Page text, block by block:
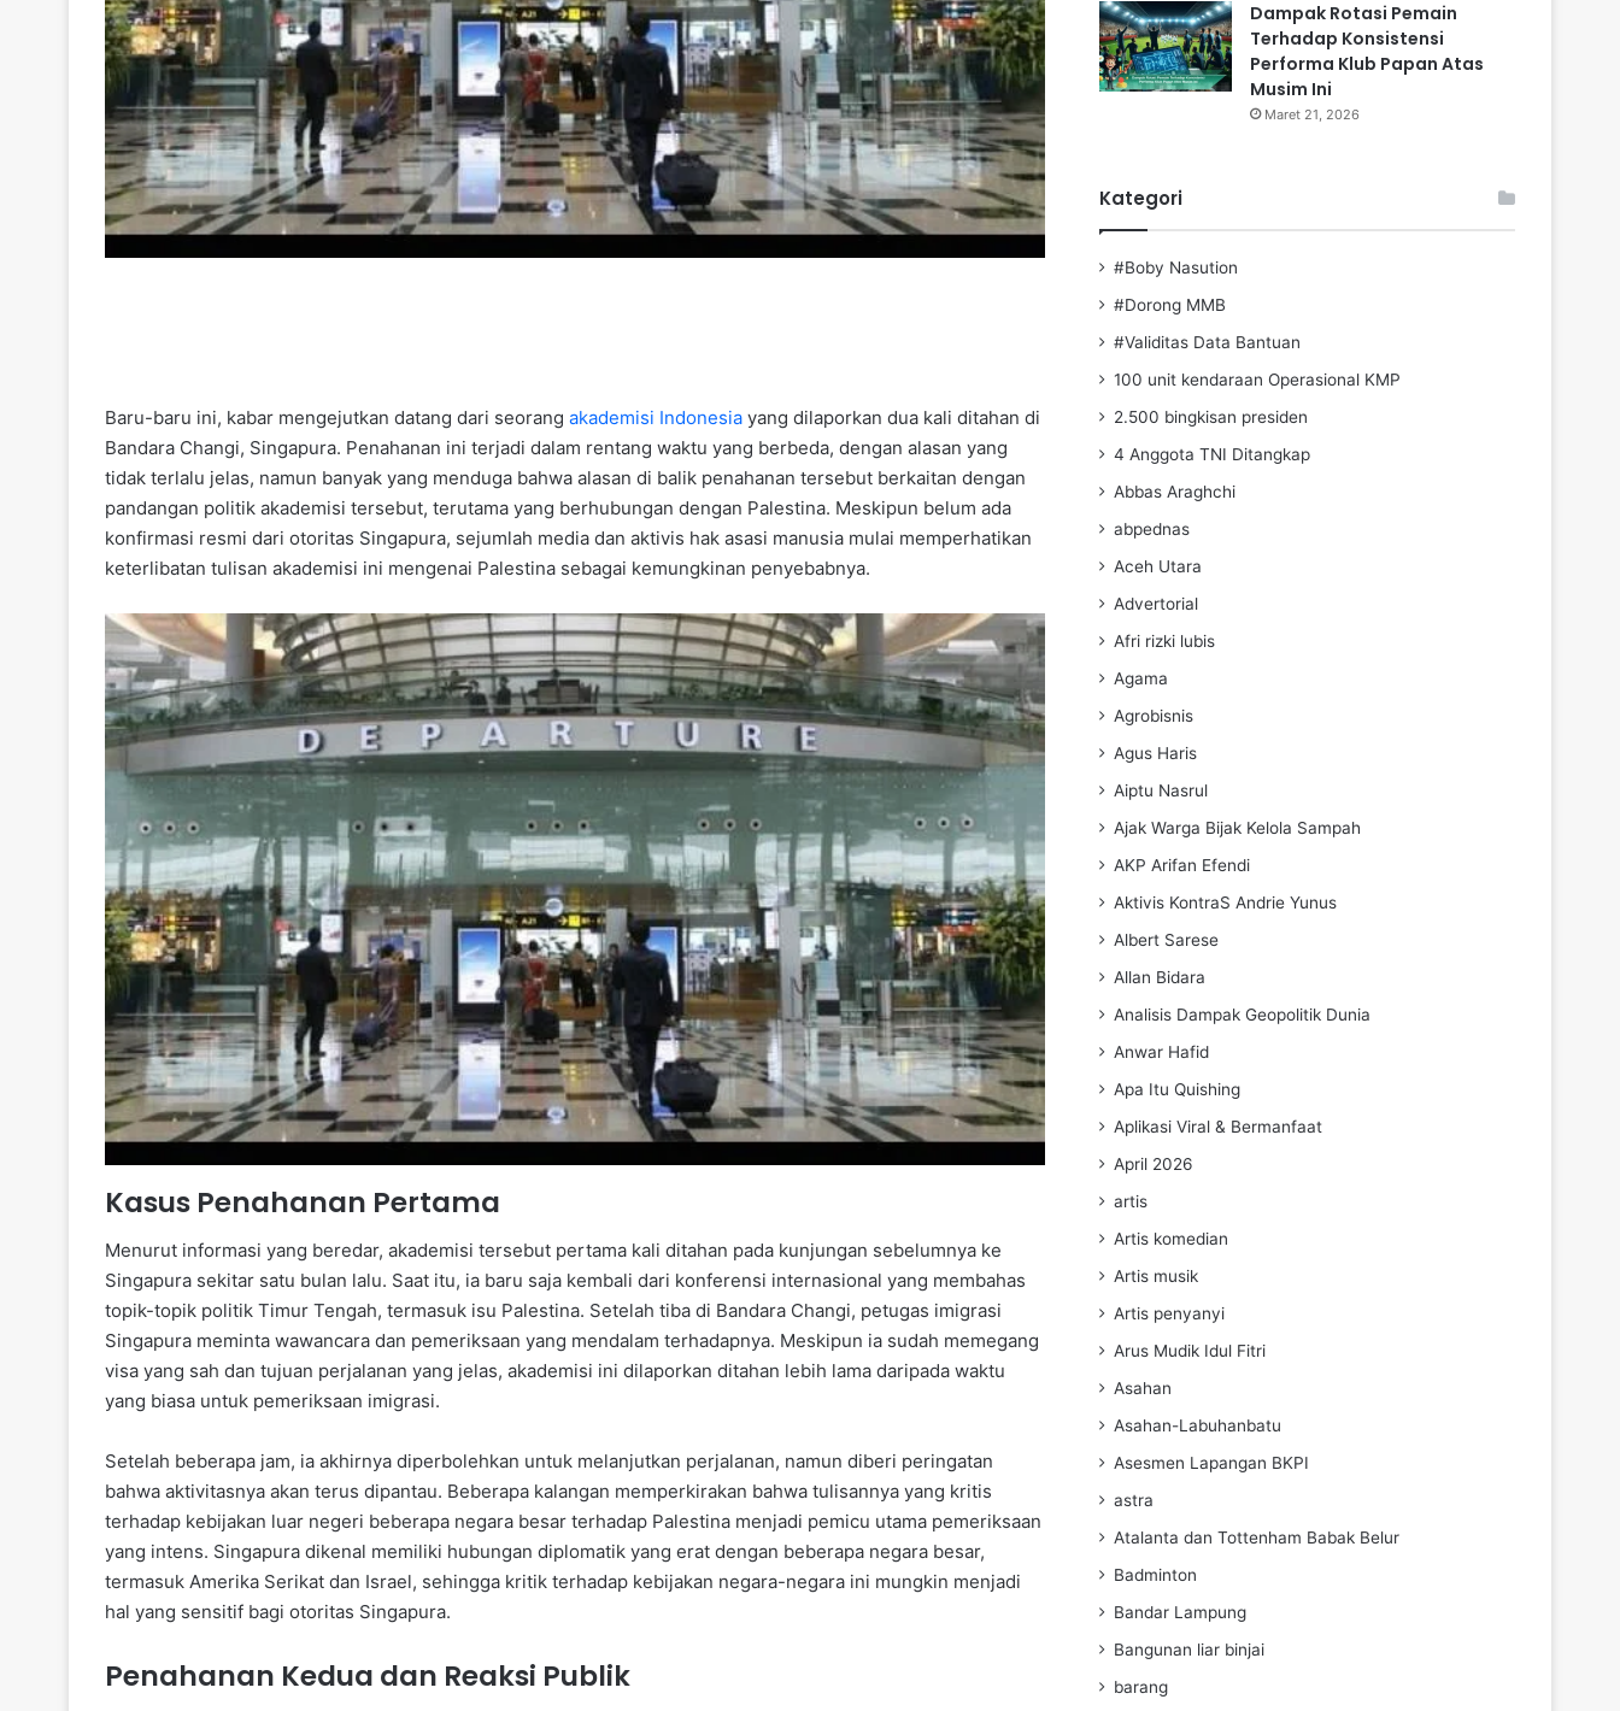
Baru-baru ini, kabar mengejutkan datang dari seorang akademisi Indonesia yang dilaporkan dua kali ditahan di
Bandara Changi, Singapura. Penahanan ini terjadi dalam rentang waktu yang berbeda, dengan alasan yang
tidak terlalu jelas, namun banyak yang menduga bahwa alasan di balik penahanan tersebut berkaitan dengan
pandangan politik akademisi tersebut, terutama yang berhubungan dengan Palestina. Meskipun belum ada
konfirmasi resmi dari otoritas Singapura, sejumlah media dan aktivis hak asasi manusia mulai memperhatikan
keterlibatan tulisan akademisi ini mengenai Palestina sebagai kemungkinan penyebabnya.
Kasus Penahanan Pertama
Menurut informasi yang beredar, akademisi tersebut pertama kali ditahan pada kunjungan sebelumnya ke
Singapura sekitar satu bulan lalu. Saat itu, ia baru saja kembali dari konferensi internasional yang membahas
topik-topik politik Timur Tengah, termasuk isu Palestina. Setelah tiba di Bandara Changi, petugas imigrasi
Singapura meminta wawancara dan pemeriksaan yang mendalam terhadapnya. Meskipun ia sudah memegang
visa yang sah dan tujuan perjalanan yang jelas, akademisi ini dilaporkan ditahan lebih lama daripada waktu
yang biasa untuk pemeriksaan imigrasi.
Setelah beberapa jam, ia akhirnya diperbolehkan untuk melanjutkan perjalanan, namun diberi peringatan
bahwa aktivitasnya akan terus dipantau. Beberapa kalangan memperkirakan bahwa tulisannya yang kritis
terhadap kebijakan luar negeri beberapa negara besar terhadap Palestina menjadi pemicu utama pemeriksaan
yang intens. Singapura dikenal memiliki hubungan diplomatik yang erat dengan beberapa negara besar,
termasuk Amerika Serikat dan Israel, sehingga kritik terhadap kebijakan negara-negara ini mungkin menjadi
hal yang sensitif bagi otoritas Singapura.
Penahanan Kedua dan Reaksi Publik
Dampak Rotasi Pemain
Terhadap Konsistensi
Performa Klub Papan Atas
Musim Ini
Maret 21, 2026
Kategori
#Boby Nasution
#Dorong MMB
#Validitas Data Bantuan
100 unit kendaraan Operasional KMP
2.500 bingkisan presiden
4 Anggota TNI Ditangkap
Abbas Araghchi
abpednas
Aceh Utara
Advertorial
Afri rizki lubis
Agama
Agrobisnis
Agus Haris
Aiptu Nasrul
Ajak Warga Bijak Kelola Sampah
AKP Arifan Efendi
Aktivis KontraS Andrie Yunus
Albert Sarese
Allan Bidara
Analisis Dampak Geopolitik Dunia
Anwar Hafid
Apa Itu Quishing
Aplikasi Viral & Bermanfaat
April 2026
artis
Artis komedian
Artis musik
Artis penyanyi
Arus Mudik Idul Fitri
Asahan
Asahan-Labuhanbatu
Asesmen Lapangan BKPI
astra
Atalanta dan Tottenham Babak Belur
Badminton
Bandar Lampung
Bangunan liar binjai
barang